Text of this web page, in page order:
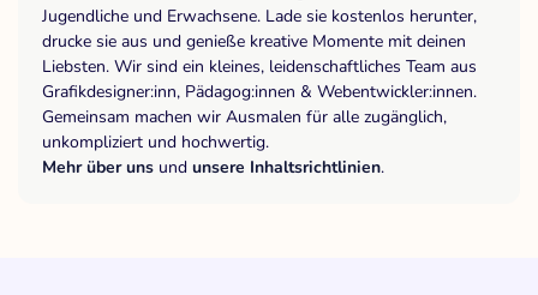
Jugendliche und Erwachsene. Lade sie kostenlos herunter,
drucke sie aus und genieße kreative Momente mit deinen
Liebsten. Wir sind ein kleines, leidenschaftliches Team aus
Grafikdesigner:inn, Pädagog:innen & Webentwickler:innen.
Gemeinsam machen wir Ausmalen für alle zugänglich,
unkompliziert und hochwertig.
Mehr über uns und unsere Inhaltsrichtlinien.